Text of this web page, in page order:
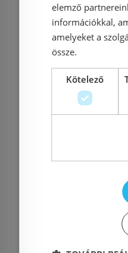
Azonosító:
Cikkszám: HQ
91 345 Ft86
Rendelésre
elemző
információkkal,
amelyeket a
össze.
Kötelező